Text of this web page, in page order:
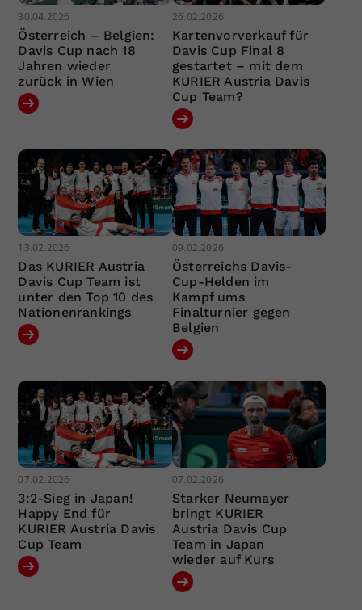
30.04.2026
Österreich – Belgien:
Davis Cup nach 18
Jahren wieder
zurück in Wien
26.02.2026
Kartenvorverkauf für
Davis Cup Final 8
gestartet – mit dem
KURIER Austria Davis
Cup Team?
13.02.2026
Das KURIER Austria
Davis Cup Team ist
unter den Top 10 des
Nationenrankings
09.02.2026
Österreichs Davis-
Cup-Helden im
Kampf ums
Finalturnier gegen
Belgien
07.02.2026
3:2-Sieg in Japan!
Happy End für
KURIER Austria Davis
Cup Team
07.02.2026
Starker Neumayer
bringt KURIER
Austria Davis Cup
Team in Japan
wieder auf Kurs